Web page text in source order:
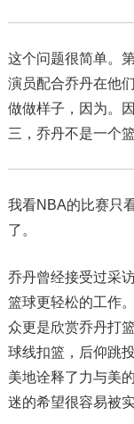
这个问题很简单。
演员配合乔丹在他
做做样子，因为。
三，乔丹不是一个
我看NBA的比赛只
了。
乔丹曾经接受过采
篮球更轻松的工作
众更是欣赏乔丹打
球线扣篮，后仰跳
美地诠释了力与美
迷的希望很容易被实